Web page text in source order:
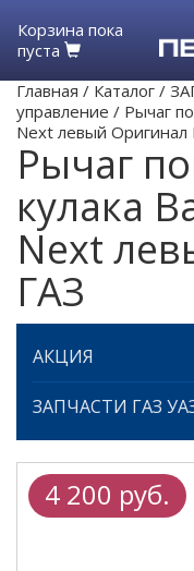
Корзина пока
пуста
Главная / Каталог /
управление / Рычаг
Next левый Оригинал
Рычаг
кулака
Next
ГАЗ
АКЦИЯ
ЗАПЧАСТИ ГАЗ
4 200 руб.